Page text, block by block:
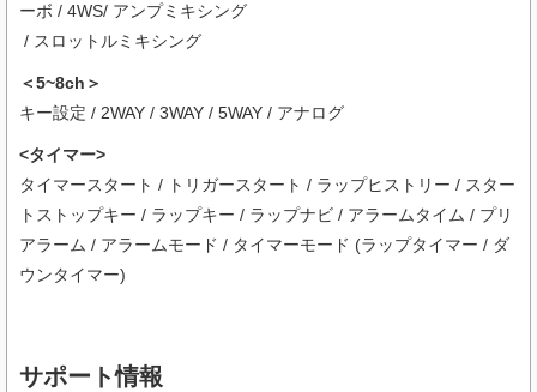
ーボ / 4WS/ アンプミキシング
/ スロットルミキシング
＜5~8ch＞
キー設定 / 2WAY / 3WAY / 5WAY / アナログ
<タイマー>
タイマースタート / トリガースタート / ラップヒストリー / スター
トストップキー / ラップキー / ラップナビ / アラームタイム / プリ
アラーム / アラームモード / タイマーモード (ラップタイマー / ダ
ウンタイマー)
サポート情報